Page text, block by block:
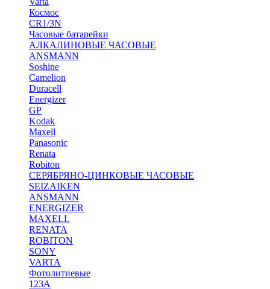
Космос
CR1/3N
Часовые батарейки
АЛКАЛИНОВЫЕ ЧАСОВЫЕ
ANSMANN
Soshine
Camelion
Duracell
Energizer
GP
Kodak
Maxell
Panasonic
Renata
Robiton
СЕРЯБРЯНО-ЦИНКОВЫЕ ЧАСОВЫЕ
SEIZAIKEN
ANSMANN
ENERGIZER
MAXELL
RENATA
ROBITON
SONY
VARTA
Фотолитиевые
123A